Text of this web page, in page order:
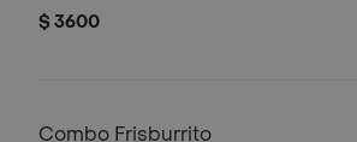
$ 3600
Combo Frisburrito